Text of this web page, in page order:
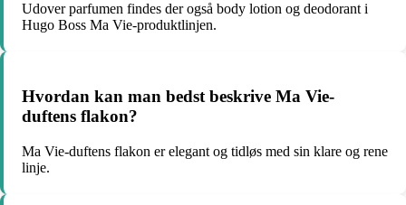
Udover parfumen findes der også body lotion og deodorant i
Hugo Boss Ma Vie-produktlinjen.
Hvordan kan man bedst beskrive Ma Vie-
duftens flakon?
Ma Vie-duftens flakon er elegant og tidløs med sin klare og rene
linje.